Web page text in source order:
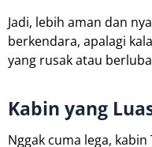
Jadi, lebih aman dan
berkendara, apalagi
yang rusak atau
Kabin yang
Nggak cuma lega,